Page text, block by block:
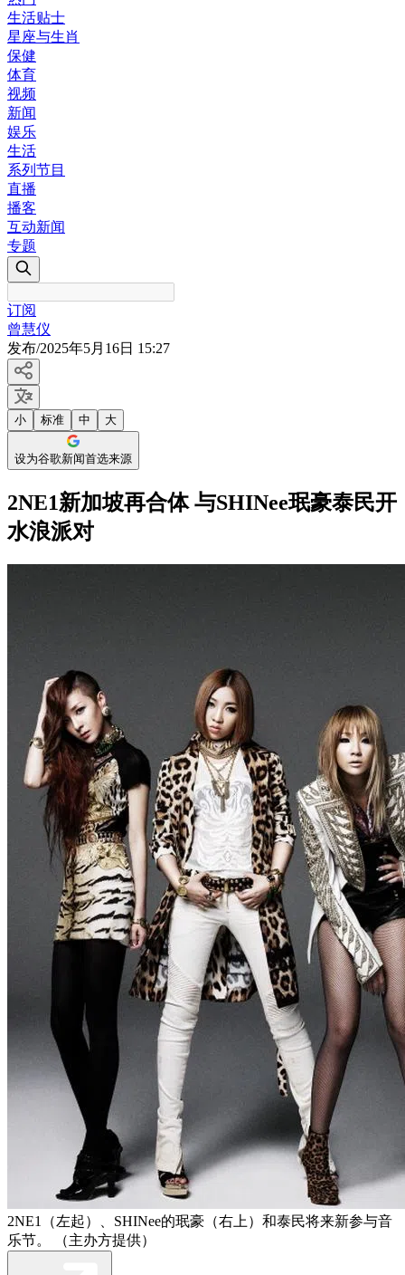
生活贴士
星座与生肖
保健
体育
视频
新闻
娱乐
生活
系列节目
直播
播客
互动新闻
专题
订阅
曾慧仪
发布/2025年5月16日 15:27
小 标准 中 大
设为谷歌新闻首选来源
2NE1新加坡再合体 与SHINee珉豪泰民开
水浪派对
2NE1（左起）、SHINee的珉豪（右上）和泰民将来新参与音
乐节。 （主办方提供）